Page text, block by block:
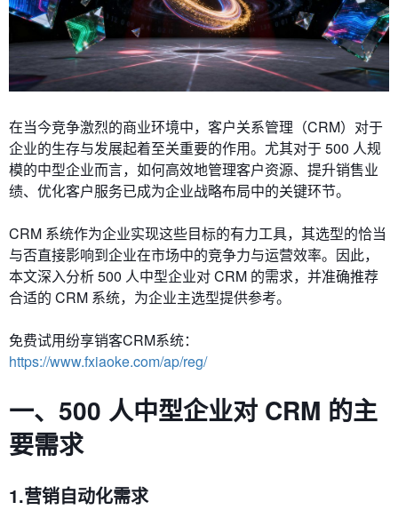
在当今竞争激烈的商业环境中，客户关系管理（CRM）对于
企业的生存与发展起着至关重要的作用。尤其对于 500 人规
模的中型企业而言，如何高效地管理客户资源、提升销售业
绩、优化客户服务已成为企业战略布局中的关键环节。
CRM 系统作为企业实现这些目标的有力工具，其选型的恰当
与否直接影响到企业在市场中的竞争力与运营效率。因此，
本文深入分析 500 人中型企业对 CRM 的需求，并准确推荐
合适的 CRM 系统，为企业主选型提供参考。
免费试用纷享销客CRM系统：
https://www.fxiaoke.com/ap/reg/
一、 500 人中型企业对 CRM 的主
要需求
1.营销自动化需求